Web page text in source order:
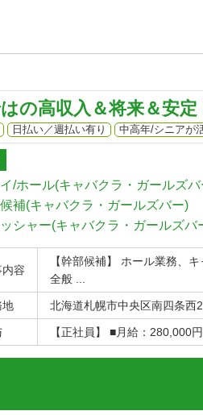
の高収入＆将来＆安定
日払い／週払い有り 中高年/シニアが
/ホール(キャバクラ・ガールズバ
補(キャバクラ・ガールズバー)
シャー(キャバクラ・ガールズバ
容
【幹部候補】 ホール業務、
全般 ...
地 北海道札幌市中央区南四条西2
【正社員】 ■月給：280,000